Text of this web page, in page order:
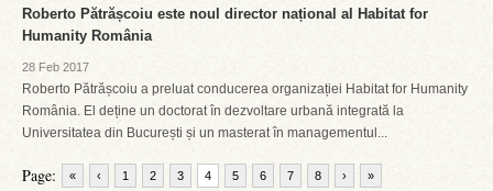
Roberto Pătrășcoiu este noul director național al Habitat for
Humanity România
28 Feb 2017
Roberto Pătrășcoiu a preluat conducerea organizației Habitat for Humanity
România. El deține un doctorat în dezvoltare urbană integrată la
Universitatea din București și un masterat în managementul...
Page: « ‹ 1 2 3 4 5 6 7 8 › »